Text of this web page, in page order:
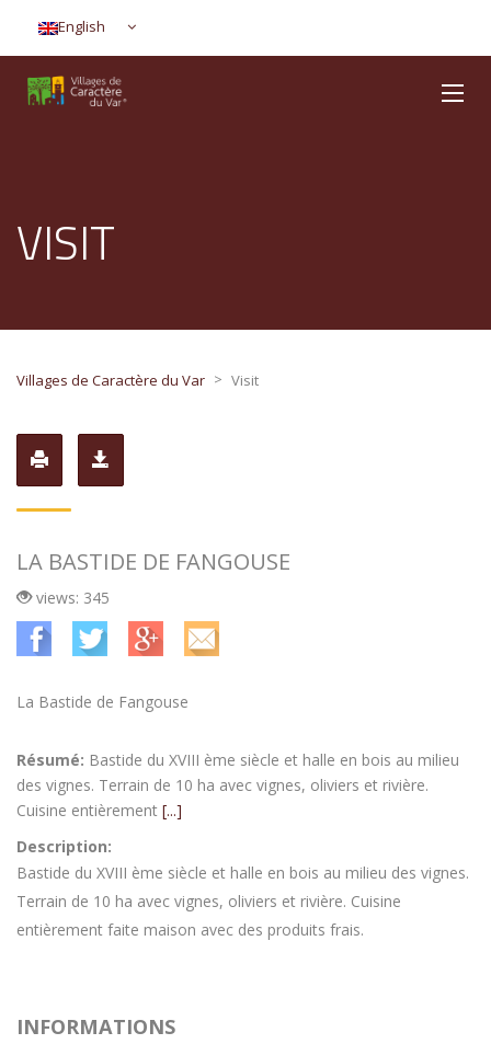
English
VISIT
Villages de Caractère du Var > Visit
LA BASTIDE DE FANGOUSE
views: 345
La Bastide de Fangouse
Résumé: Bastide du XVIII ème siècle et halle en bois au milieu
des vignes. Terrain de 10 ha avec vignes, oliviers et rivière.
Cuisine entièrement [...]
Description:
Bastide du XVIII ème siècle et halle en bois au milieu des vignes.
Terrain de 10 ha avec vignes, oliviers et rivière. Cuisine
entièrement faite maison avec des produits frais.
INFORMATIONS